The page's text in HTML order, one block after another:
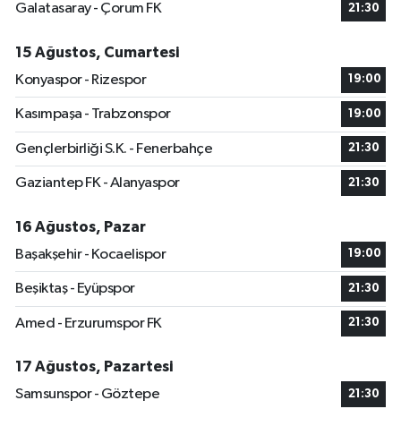
Galatasaray - Çorum FK
21:30
15 Ağustos, Cumartesi
Konyaspor - Rizespor
19:00
Kasımpaşa - Trabzonspor 19:00
Gençlerbirliği S.K. - Fenerbahçe 21:30
Gaziantep FK - Alanyaspor 21:30
16 Ağustos, Pazar
Başakşehir - Kocaelispor
19:00
Beşiktaş - Eyüpspor 21:30
Amed - Erzurumspor FK 21:30
17 Ağustos, Pazartesi
Samsunspor - Göztepe
21:30